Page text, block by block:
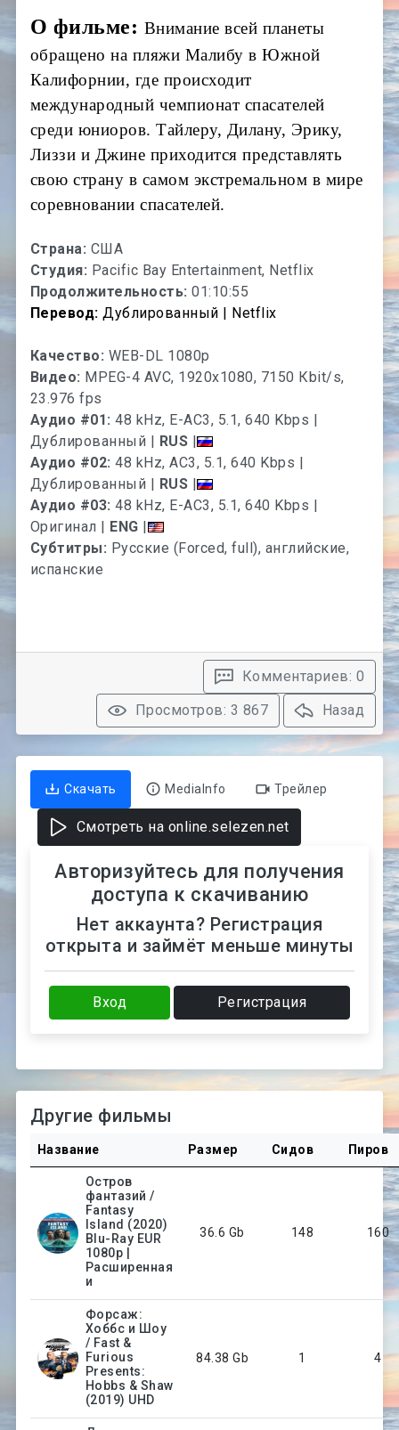
О фильме: Внимание всей планеты
обращено на пляжи Малибу в Южной
Калифорнии, где происходит
международный чемпионат спасателей
среди юниоров. Тайлеру, Дилану, Эрику,
Лиззи и Джине приходится представлять
свою страну в самом экстремальном в мире
соревновании спасателей.
Страна: США
Студия: Pacific Bay Entertainment, Netflix
Продолжительность:01:10:55
Перевод: Дублированный | Netflix
Качество: WEB-DL 1080p
Видео: MPEG-4 AVC, 1920x1080, 7150 Кbit/s,
23.976 fps
Аудио #01:48 kHz, E-AC3, 5.1, 640 Kbps |
Дублированный | RUS |
Аудио #02:48 kHz, AC3, 5.1, 640 Kbps |
Дублированный | RUS |
Аудио #03:48 kHz, E-AC3, 5.1, 640 Kbps |
Оригинал | ENG |
Субтитры: Русские (Forced, full), английские,
испанские
Комментариев: 0
Просмотров: 3 867
Назад
Скачать MediaInfo Трейлер
Смотреть на online.selezen.net
Авторизуйтесь для получения
доступа к скачиванию
Нет аккаунта? Регистрация
открыта и займёт меньше минуты
Вход Регистрация
Другие фильмы
Название Размер Сидов Пиров
Остров
фантазий /
Fantasy
Island (2020)
Blu-Ray EUR
1080p |
Расширенная
и
36.6 Gb 148 160
Форсаж:
Хоббс и Шоу
/ Fast &
Furious
Presents:
Hobbs & Shaw
(2019) UHD
84.38 Gb 1 4